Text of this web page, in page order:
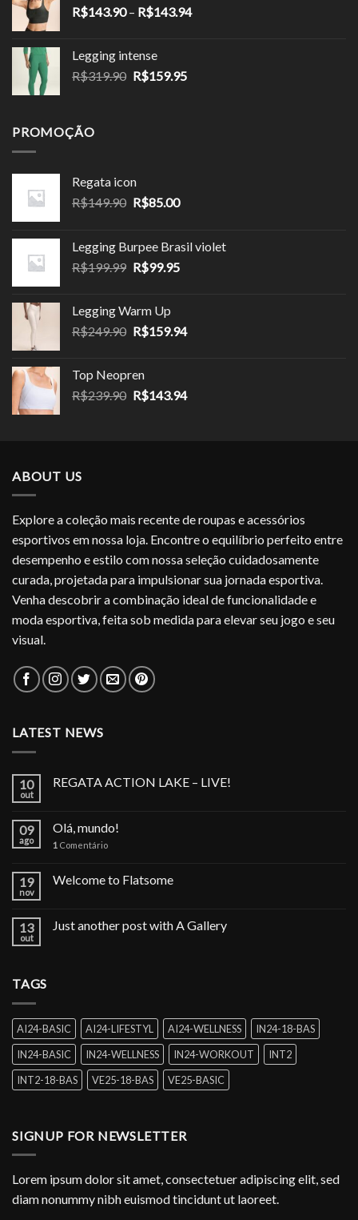
através
R$143.90 – R$143.94Faixa
Legging intense
R$319.90 O
R$159.95O
PROMOÇÃO
Regata icon
R$149.90 O
era:
R$149.90.
R$85.00O
é:
R$85.00.
Legging Burpee Brasil violet
R$199.99 O
era:
R$199.99.
R$99.95O
R$99.95.
Legging Warm Up
R$249.90 O
era:
R$249.90.
R$159.94O
R$159.94.
Top Neopren
R$239.90 O
R$143.94O
ABOUT US
Explore a coleção mais recente de roupas e acessórios
esportivos em nossa loja. Encontre o equilíbrio perfeito entre
desempenho e estilo com nossa seleção cuidadosamente
curada, projetada para impulsionar sua jornada esportiva.
Venha descobrir a combinação ideal de funcionalidade e
moda esportiva, feita sob medida para elevar seu jogo e seu
visual.
LATEST NEWS
10
out
REGATA ACTION LAKE – LIVE!
09
ago
Olá, mundo!
1 Comentário
19
nov
Welcome to Flatsome
13
out
Just another post with A Gallery
TAGS
AI24-BASIC AI24-LIFESTYL AI24-WELLNESS
IN24-18-BAS
IN24-BASIC
IN24-WELLNESS IN24-WORKOUT
INT2
INT2-18-BAS
VE25-18-BAS VE25-BASIC
SIGNUP FOR NEWSLETTER
Lorem ipsum dolor sit amet, consectetuer adipiscing elit, sed
diam nonummy nibh euismod tincidunt ut laoreet.